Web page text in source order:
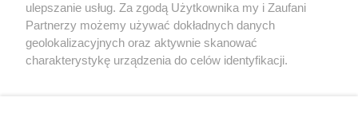
X Facebook Instagram Youtube
ulepszanie usług. Za zgodą Użytkownika my i Zaufani
Partnerzy możemy używać dokładnych danych
geolokalizacyjnych oraz aktywnie skanować
charakterystykę urządzenia do celów identyfikacji.